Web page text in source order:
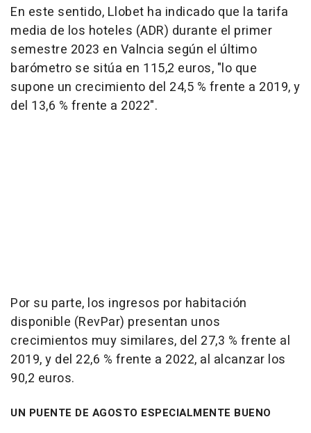
En este sentido, Llobet ha indicado que la tarifa
media de los hoteles (ADR) durante el primer
semestre 2023 en Valncia según el último
barómetro se sitúa en 115,2 euros, "lo que
supone un crecimiento del 24,5 % frente a 2019, y
del 13,6 % frente a 2022".
Por su parte, los ingresos por habitación
disponible (RevPar) presentan unos
crecimientos muy similares, del 27,3 % frente al
2019, y del 22,6 % frente a 2022, al alcanzar los
90,2 euros.
UN PUENTE DE AGOSTO ESPECIALMENTE BUENO